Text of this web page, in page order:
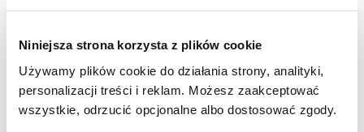
Niniejsza strona korzysta z plików cookie
Używamy plików cookie do działania strony, analityki,
personalizacji treści i reklam. Możesz zaakceptować
wszystkie, odrzucić opcjonalne albo dostosować zgody.
Argumentem przemawiającym za wyborem brodzika z konglomeratu jest
producentów okazują się zazwyczaj długoterminową i bezproblemową
inwestycją. Stosunkowo wysoka cena, która dla niektórych jest
największą „wadą” brodzików z konglomeratu, nie powinna być jedynym
decydującym kryterium. Jeśli potrzebujemy wytrzymałego, a
jednocześnie atrakcyjnego wizualnie brodzika w kabinie prysznicowej i
nie liczymy się z każdą wydaną złotówką, wybór wydaje się oczywisty.